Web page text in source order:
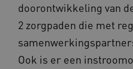
doorontwikkeling van
2 zorgpaden die met
Ook is er een